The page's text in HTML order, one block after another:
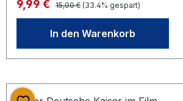
Verkaufspreis:
9,99 € 15,00 € (33.4% gespart)
In den Warenkorb